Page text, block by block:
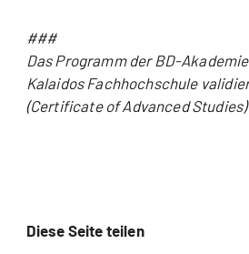
###
Das Programm der BD-
Kalaidos Fachhochschule
(Certificate of Advanced
Diese Seite teilen